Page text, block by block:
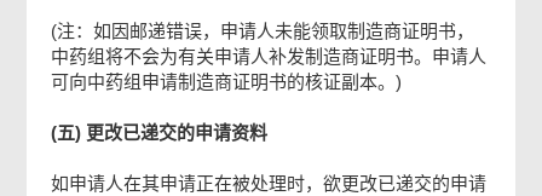
(注：如因邮递错误，申请人未能领取制造商证明书，
中药组将不会为有关申请人补发制造商证明书。申请人
可向中药组申请制造商证明书的核证副本。)
(五) 更改已递交的申请资料
如申请人在其申请正在被处理时，欲更改已递交的申请